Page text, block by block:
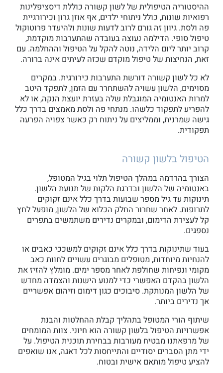
ההיסטוריה הטיפולית של לשון קשורה כוללת דיסציפלינות
רפואיות שונות, כולל ניתוחי ילדים, אף אוזן גרון וכירורגיית
פה ולסת. גיוון זה גורם לרוב לדעות שונות ולהיעדר פרוטוקול
טיפול סופי. הדילמה נעוצה בעובדה שהתערבות מוקדמת,
קרוב יותר ליום הלידה, נוטה להקל על הטיפול וההחלמה. עם
זאת, הנחיצות של טיפול מוקדם שכזה לעיתים אינה ברורה.
לא כל לשון קשורה דורשת התערבות כירורגית. במקרים
מסוימים, הלשון עשויה להשתחרר עם הזמן, לתפקד היטב
למרות האנטומיה המוגבלת שלה בעזרת יועצת הנקה, או לא
להפריע לתפקוד כלשהו. מנתחי פה ולסת מאמצים בדרך כלל
גישה שמרנית, וממליצים על ניתוח רק כאשר צפויה הפרעה
תפקודית.
הטיפול בלשון קשורה
הצורך בהרדמה במהלך הטיפול תלוי בגיל המטופל,
באנטומיה של הלשון ובדרגת הלקות של תנועת הלשון.
תינוקות עד גיל מספר שבועות בדרך כלל אינם זקוקים
לתרופות. לאחר שחרור החלק הכלוא של הלשון, מופעל לחץ
קל לעצירת הדימום, ובמקרים נדירים משתמשים בתפרים
נספגים.
בעוד שתינוקות בדרך כלל אינם זקוקים למשככי כאבים או
להנחיות מיוחדות, מטופלים מבוגרים עשויים לחוות כאב
מקומי ונפיחות שחולפת לאחר מספר ימים. מומלץ להזיז את
הלשון בהקדם האפשרי כדי למנוע הישנות והצמדה מחדש
של הלשון המנותקת. סיבוכים כגון דימום וזיהום אפשריים
אך נדירים ביותר.
שיתוף הורי המטופל בתהליך קבלת ההחלטות והבנת
אפשרויות הטיפול בלשון קשורה הוא חיוני. צוות המומחים
של מרפאתנו מבטיח מעורבות בבחירת תוכנית הטיפול. על
ידי מתן הסברים יסודיים והתייחסות לכל דאגה, אנו שואפים
להציע טיפול מותאם אישית ובטוח.